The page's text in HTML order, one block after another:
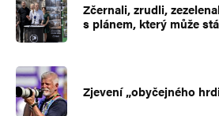
Zčernali, zrudli,
s plánem, který může
Zjevení „obyčejného